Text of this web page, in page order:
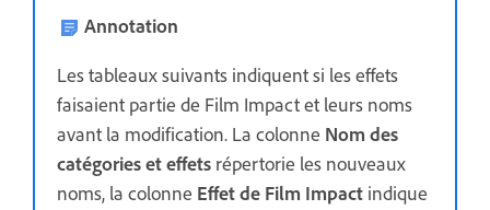
Annotation
Les tableaux suivants indiquent si les effets
faisaient partie de Film Impact et leurs noms
avant la modification. La colonne Nom des
catégories et effets répertorie les nouveaux
noms, la colonne Effet de Film Impact indique